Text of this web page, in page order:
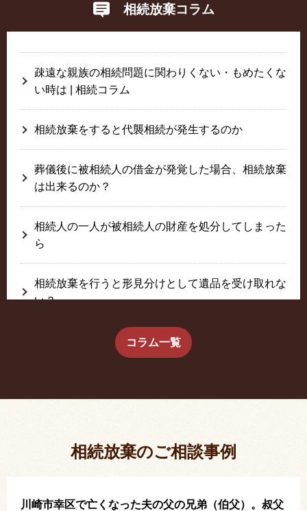
相続放棄コラム
疎遠な親族の相続問題に関わりくない・もめたくな
い時は | 相続コラム
相続放棄をすると代襲相続が発生するのか
葬儀後に被相続人の借金が発覚した場合、相続放棄
は出来るのか？
相続人の一人が被相続人の財産を処分してしまった
ら
相続放棄を行うと形見分けとして遺品を受け取れな
い？
生前に相続放棄すると約束した念書は有効か？
コラム一覧
相続放棄のご相談事例
川崎市幸区で亡くなった夫の父の兄弟（伯父）。叔父